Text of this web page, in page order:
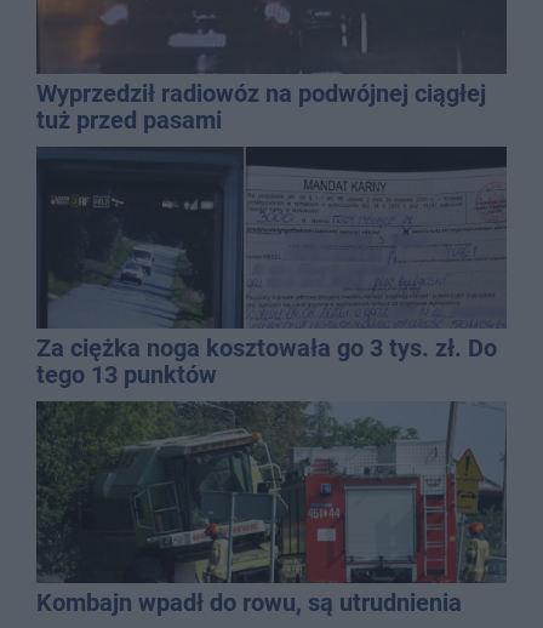
Wyprzedził radiowóz na podwójnej ciągłej
tuż przed pasami
Za ciężka noga kosztowała go 3 tys. zł. Do
tego 13 punktów
Kombajn wpadł do rowu, są utrudnienia